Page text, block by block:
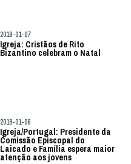
2018-01-07
Igreja: Cristãos de Rito
Bizantino celebram o Natal
2018-01-06
Igreja/Portugal: Presidente da
Comissão Episcopal do
Laicado e Família espera maior
atenção aos jovens